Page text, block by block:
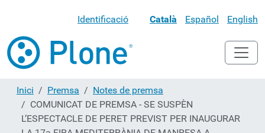
Identificació Català Español English
Inici Premsa
Notes de premsa
COMUNICAT DE PREMSA - SE SUSPÈN
L’ESPECTACLE DE PERET PREVIST PER INAUGURAR